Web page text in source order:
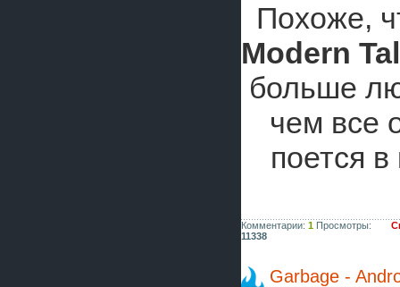
Похоже,
Modern
больше
чем все
поется
Комментарии: 1 Просмотры:
11338
Garbage -